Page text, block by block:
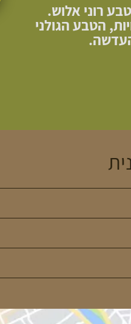
רוני אלוש.
הטבע הגולני